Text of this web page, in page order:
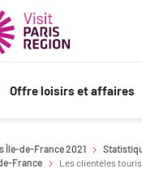
Offre loisirs et affaires
Île-de-France 2021
France Les clientèles